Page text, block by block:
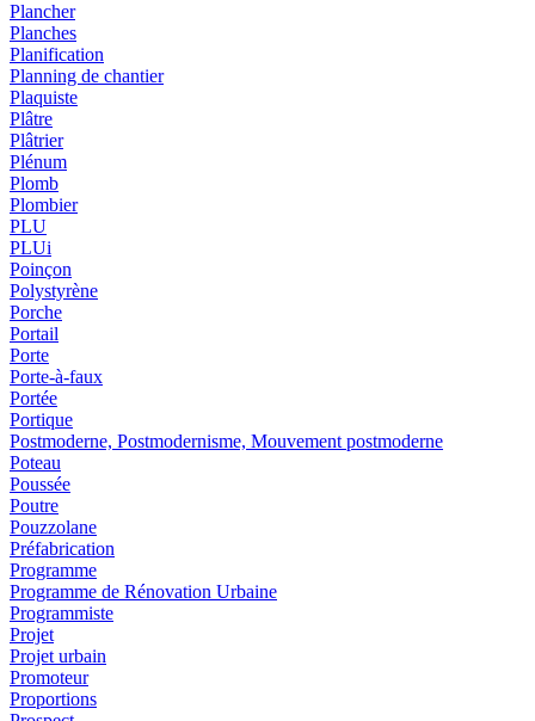
Plancher
Planches
Planification
Planning de chantier
Plaquiste
Plâtre
Plâtrier
Plénum
Plomb
Plombier
PLU
PLUi
Poinçon
Polystyrène
Porche
Portail
Porte
Porte-à-faux
Portée
Portique
Postmoderne, Postmodernisme, Mouvement postmoderne
Poteau
Poussée
Poutre
Pouzzolane
Préfabrication
Programme
Programme de Rénovation Urbaine
Programmiste
Projet
Projet urbain
Promoteur
Proportions